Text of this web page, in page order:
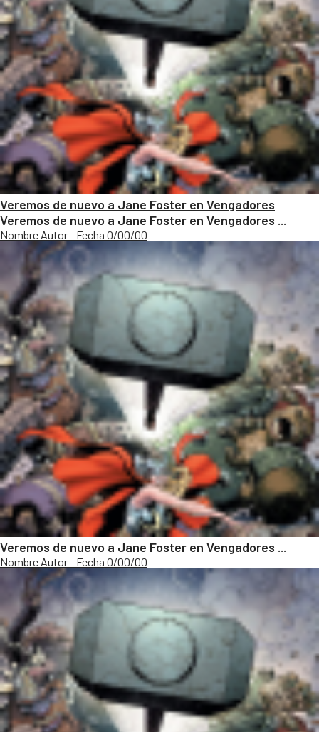
Veremos de nuevo a Jane Foster en Vengadores
Veremos de nuevo a Jane Foster en Vengadores ...
Nombre Autor - Fecha 0/00/00
Veremos de nuevo a Jane Foster en Vengadores ...
Nombre Autor - Fecha 0/00/00